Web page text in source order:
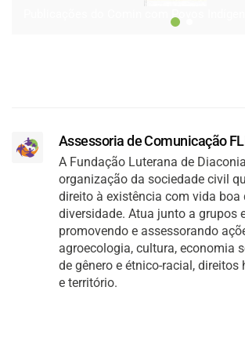
Publicações do Comin com Povos
Assessoria de Comunicação
A Fundação Luterana de
organização da sociedade civil
direito à existência com vida boa
diversidade. Atua junto a grupos
promovendo e assessorando
agroecologia, cultura, economia
de gênero e étnico-racial, direitos
e território.